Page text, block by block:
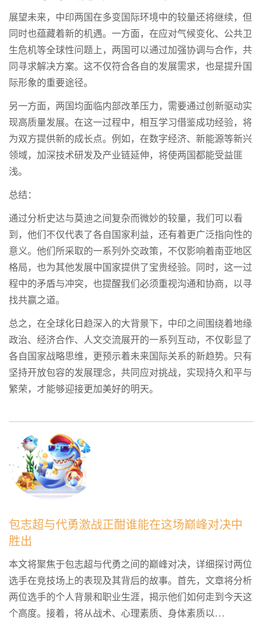
展望未来，中印两国在多变国际环境中的较量还将继续，但
同时也蕴藏着新的机遇。一方面，在应对气候变化、公共卫
生危机等全球性问题上，两国可以通过加强协调与合作，共
同寻求解决方案。这不仅符合各自的发展需求，也是提升国
际形象的重要途径。
另一方面，两国均面临内部改革压力，需要通过创新驱动实
现高质量发展。在这一过程中，相互学习借鉴成功经验，将
为双方提供新的成长点。例如，在数字经济、新能源等新兴
领域，加深技术研发及产业链延伸，将使两国都能受益匪
浅。
总结：
通过分析史达与莫迪之间复杂而微妙的较量，我们可以看
到，他们不仅代表了各自国家利益，还有着更广泛指向性的
意义。他们所采取的一系列外交政策，不仅影响着南亚地区
格局，也为其他发展中国家提供了宝贵经验。同时，这一过
程中的矛盾与冲突，也提醒我们必须重视沟通和协商，以寻
找共赢之道。
总之，在全球化日趋深入的大背景下，中印之间围绕着地缘
政治、经济合作、人文交流展开的一系列互动，不仅彰显了
各自国家战略思维，更预示着未来国际关系的新趋势。只有
坚持开放包容的发展理念，共同应对挑战，实现持久和平与
繁荣，才能够迎接更加美好的明天。
包志超与代勇激战正酣谁能在这场巅峰对决中
胜出
本文将聚焦于包志超与代勇之间的巅峰对决，详细探讨两位
选手在竞技场上的表现及其背后的故事。首先，文章将分析
两位选手的个人背景和职业生涯，揭示他们如何走到今天这
个高度。接着，将从战术、心理素质、身体素质以...